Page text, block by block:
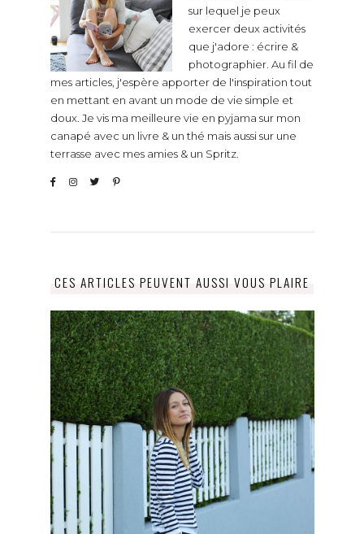
sur lequel je peux
exercer deux activités
que j'adore : écrire &
photographier. Au fil de
mes articles, j'espère apporter de l'inspiration tout
en mettant en avant un mode de vie simple et
doux. Je vis ma meilleure vie en pyjama sur mon
canapé avec un livre & un thé mais aussi sur une
terrasse avec mes amies & un Spritz.
CES ARTICLES PEUVENT AUSSI VOUS PLAIRE